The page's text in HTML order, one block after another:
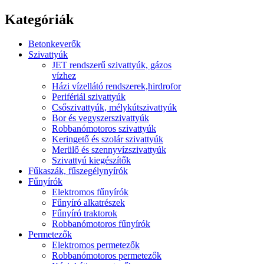
Kategóriák
Betonkeverők
Szivattyúk
JET rendszerű szivattyúk, gázos
vízhez
Házi vízellátó rendszerek,hirdrofor
Perifériál szivattyúk
Csőszivattyúk, mélykútszivattyúk
Bor és vegyszerszivattyúk
Robbanómotoros szivattyúk
Keringető és szolár szivattyúk
Merülő és szennyvízszivattyúk
Szivattyú kiegészítők
Fűkaszák, fűszegélynyírók
Fűnyírók
Elektromos fűnyírók
Fűnyíró alkatrészek
Fűnyíró traktorok
Robbanómotoros fűnyírók
Permetezők
Elektromos permetezők
Robbanómotoros permetezők